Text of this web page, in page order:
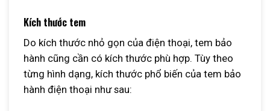
Kích thước tem
Do kích thước nhỏ gọn của điện thoại, tem bảo
hành cũng cần có kích thước phù hợp. Tùy theo
từng hình dạng, kích thước phổ biến của tem bảo
hành điện thoại như sau: